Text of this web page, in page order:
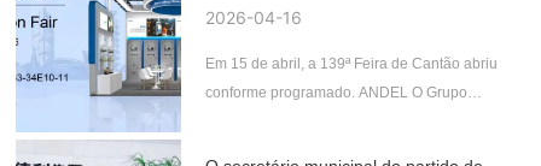
destacando a força da manufatura
2026-04-16
Em 15 de abril, a 139ª Feira de Cantão abriu
conforme programado. ANDEL O Grupo